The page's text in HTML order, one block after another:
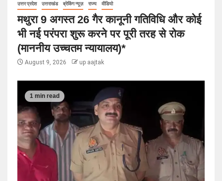
उत्तर प्रदेश उत्तराखंड ब्रेकिंग न्यूज़ राज्य वीडियो
मथुरा 9 अगस्त 26 गैर कानूनी गतिविधि और कोई
भी नई परंपरा शुरू करने पर पूरी तरह से रोक
(माननीय उच्चतम न्यायालय)*
August 9, 2026 up aajtak
1 min read